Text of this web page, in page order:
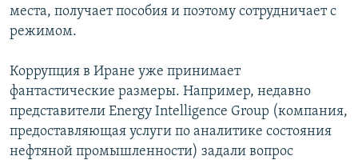
места, получает пособия и поэтому сотрудничает с
режимом.
Коррупция в Иране уже принимает
фантастические размеры. Например, недавно
представители Energy Intelligence Group (компания,
предоставляющая услуги по аналитике состояния
нефтяной промышленности) задали вопрос